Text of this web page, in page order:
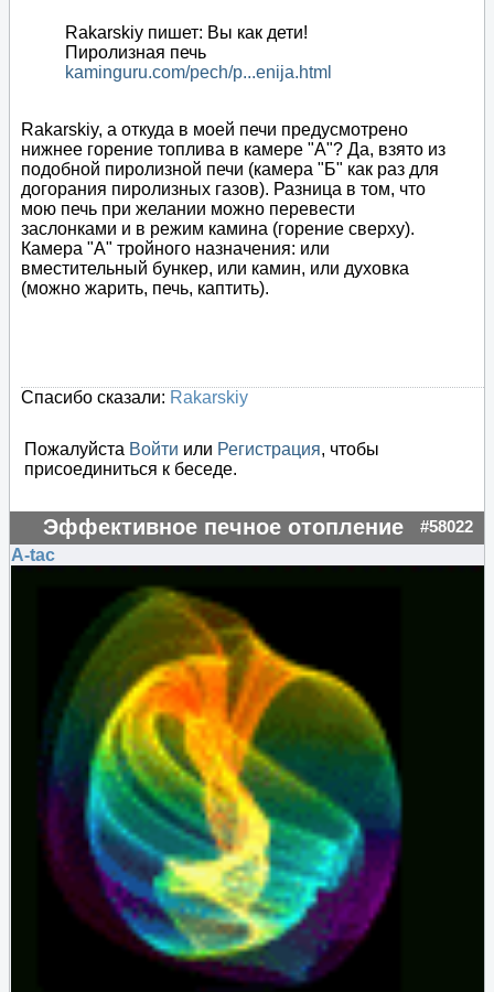
Rakarskiy пишет: Вы как дети!
Пиролизная печь
kaminguru.com/pech/p...enija.html
Rakarskiy, а откуда в моей печи предусмотрено
нижнее горение топлива в камере "А"? Да, взято из
подобной пиролизной печи (камера "Б" как раз для
догорания пиролизных газов). Разница в том, что
мою печь при желании можно перевести
заслонками и в режим камина (горение сверху).
Камера "А" тройного назначения: или
вместительный бункер, или камин, или духовка
(можно жарить, печь, каптить).
Спасибо сказали: Rakarskiy
Пожалуйста Войти или Регистрация, чтобы
присоединиться к беседе.
Эффективное печное отопление #58022
A-tac